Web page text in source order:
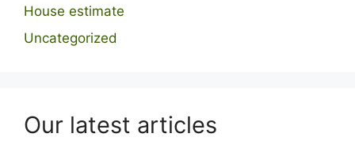
House estimate
Uncategorized
Our latest articles